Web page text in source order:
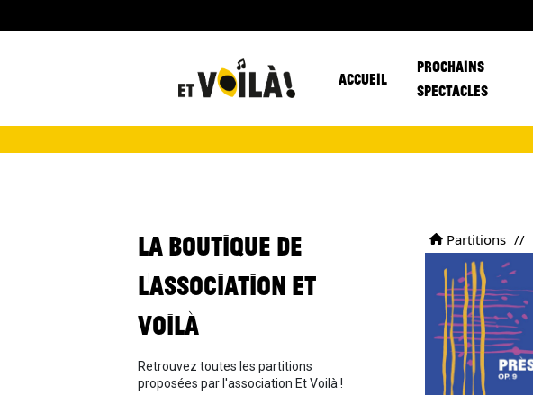
ACCUEIL
PROCHAINS
SPECTACLES
LA BOUTIQUE DE
L'ASSOCIATION ET
VOILÀ
Retrouvez toutes les partitions
proposées par l'association Et Voilà !
Partitions //